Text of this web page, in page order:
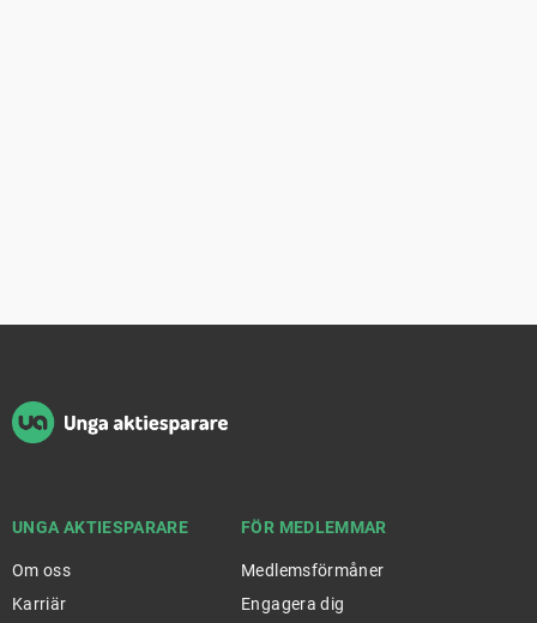
UNGA AKTIESPARARE
Om oss
Karriär
FÖR MEDLEMMAR
Medlemsförmåner
Engagera dig